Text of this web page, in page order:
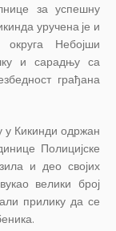
за успешну
уручена је и
округа Небојши
и сарадњу са
грађана
у Кикинди одржан
Полицијске
и део својих
велики број
прилику да се